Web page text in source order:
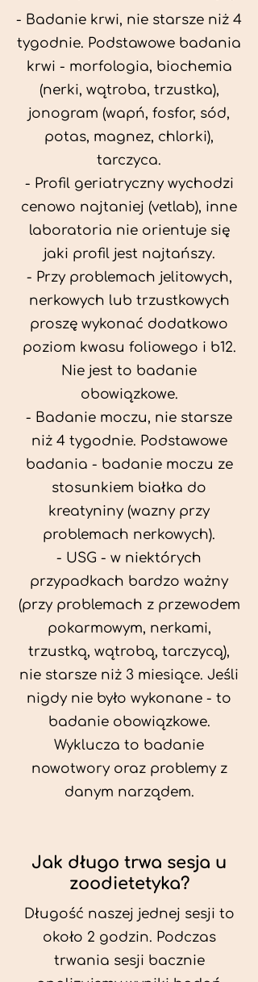
- Badanie krwi, nie starsze niż 4
tygodnie. Podstawowe badania
krwi - morfologia, biochemia
(nerki, wątroba, trzustka),
jonogram (wapń, fosfor, sód,
potas, magnez, chlorki),
tarczyca.
- Profil geriatryczny wychodzi
cenowo najtaniej (vetlab), inne
laboratoria nie orientuje się
jaki profil jest najtańszy.
- Przy problemach jelitowych,
nerkowych lub trzustkowych
proszę wykonać dodatkowo
poziom kwasu foliowego i b12.
Nie jest to badanie
obowiązkowe.
- Badanie moczu, nie starsze
niż 4 tygodnie. Podstawowe
badania - badanie moczu ze
stosunkiem białka do
kreatyniny (wazny przy
problemach nerkowych).
- USG - w niektórych
przypadkach bardzo ważny
(przy problemach z przewodem
pokarmowym, nerkami,
trzustką, wątrobą, tarczycą),
nie starsze niż 3 miesiące. Jeśli
nigdy nie było wykonane - to
badanie obowiązkowe.
Wyklucza to badanie
nowotwory oraz problemy z
danym narządem.
Jak długo trwa sesja u
zoodietetyka?
Długość naszej jednej sesji to
około 2 godzin. Podczas
trwania sesji bacznie